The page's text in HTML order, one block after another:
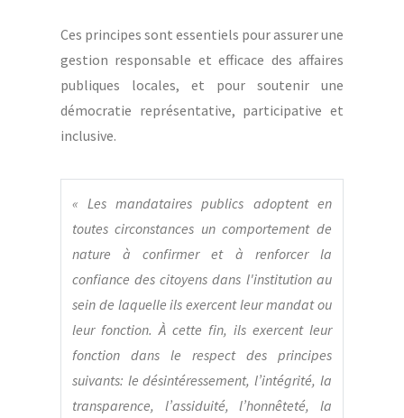
Ces principes sont essentiels pour assurer une
gestion responsable et efficace des affaires
publiques locales, et pour soutenir une
démocratie représentative, participative et
inclusive.
« Les mandataires publics adoptent en
toutes circonstances un comportement de
nature à confirmer et à renforcer la
confiance des citoyens dans l'institution au
sein de laquelle ils exercent leur mandat ou
leur fonction. À cette fin, ils exercent leur
fonction dans le respect des principes
suivants: le désintéressement, l’intégrité, la
transparence, l’assiduité, l’honnêteté, la